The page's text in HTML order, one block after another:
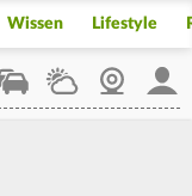
Wissen Lifestyle
WetterWebcam